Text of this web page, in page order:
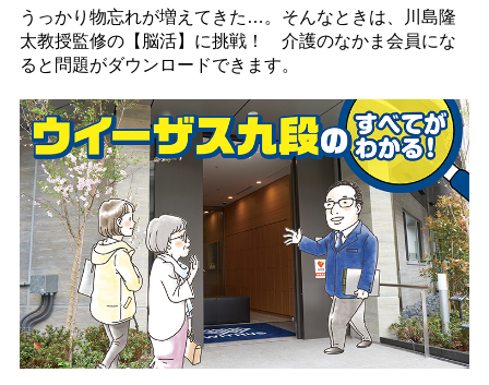
うっかり物忘れが増えてきた…。そんなときは、川島隆
太教授監修の【脳活】に挑戦！ 介護のなかま会員にな
ると問題がダウンロードできます。